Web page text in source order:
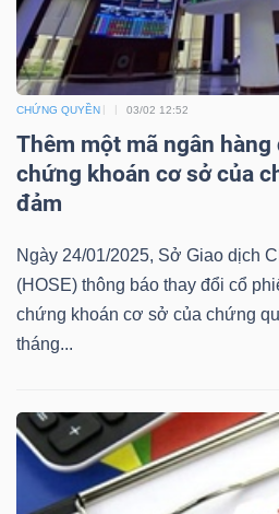
CHỨNG QUYỀN 03/02 12:52
Thêm một mã ngân
chứng khoán cơ sở của
đảm
Ngày 24/01/2025, Sở Giao dịch
(HOSE) thông báo thay đổi cổ
chứng khoán cơ sở của chứng
tháng...
đạo
(-)
Tất cả Người nội bộ
Tin
tức
(-)
Bài
viết
của
(-)